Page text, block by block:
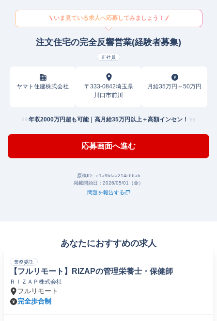
いま見ている求人へ応募してみましょう！
注文住宅の完全反響営業(経験者募集)
正社員
ヤマト住建株式会社
〒333-0842埼玉県
川口市前川
月給35万円～50万円
年収2000万円超も可能｜高月給35万円以上＋高額インセン！
応募画面へ進む
原稿ID： c1a9bfaa214c66ab
掲載開始日： 2026/05/01（金）
問題を報告する
あなたにおすすめの求人
業務委託
【フルリモート】RIZAPの管理栄養士・保健師
ＲＩＺＡＰ株式会社
フルリモート
完全歩合制